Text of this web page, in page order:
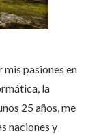
pasiones en
la
25 años, me
naciones y